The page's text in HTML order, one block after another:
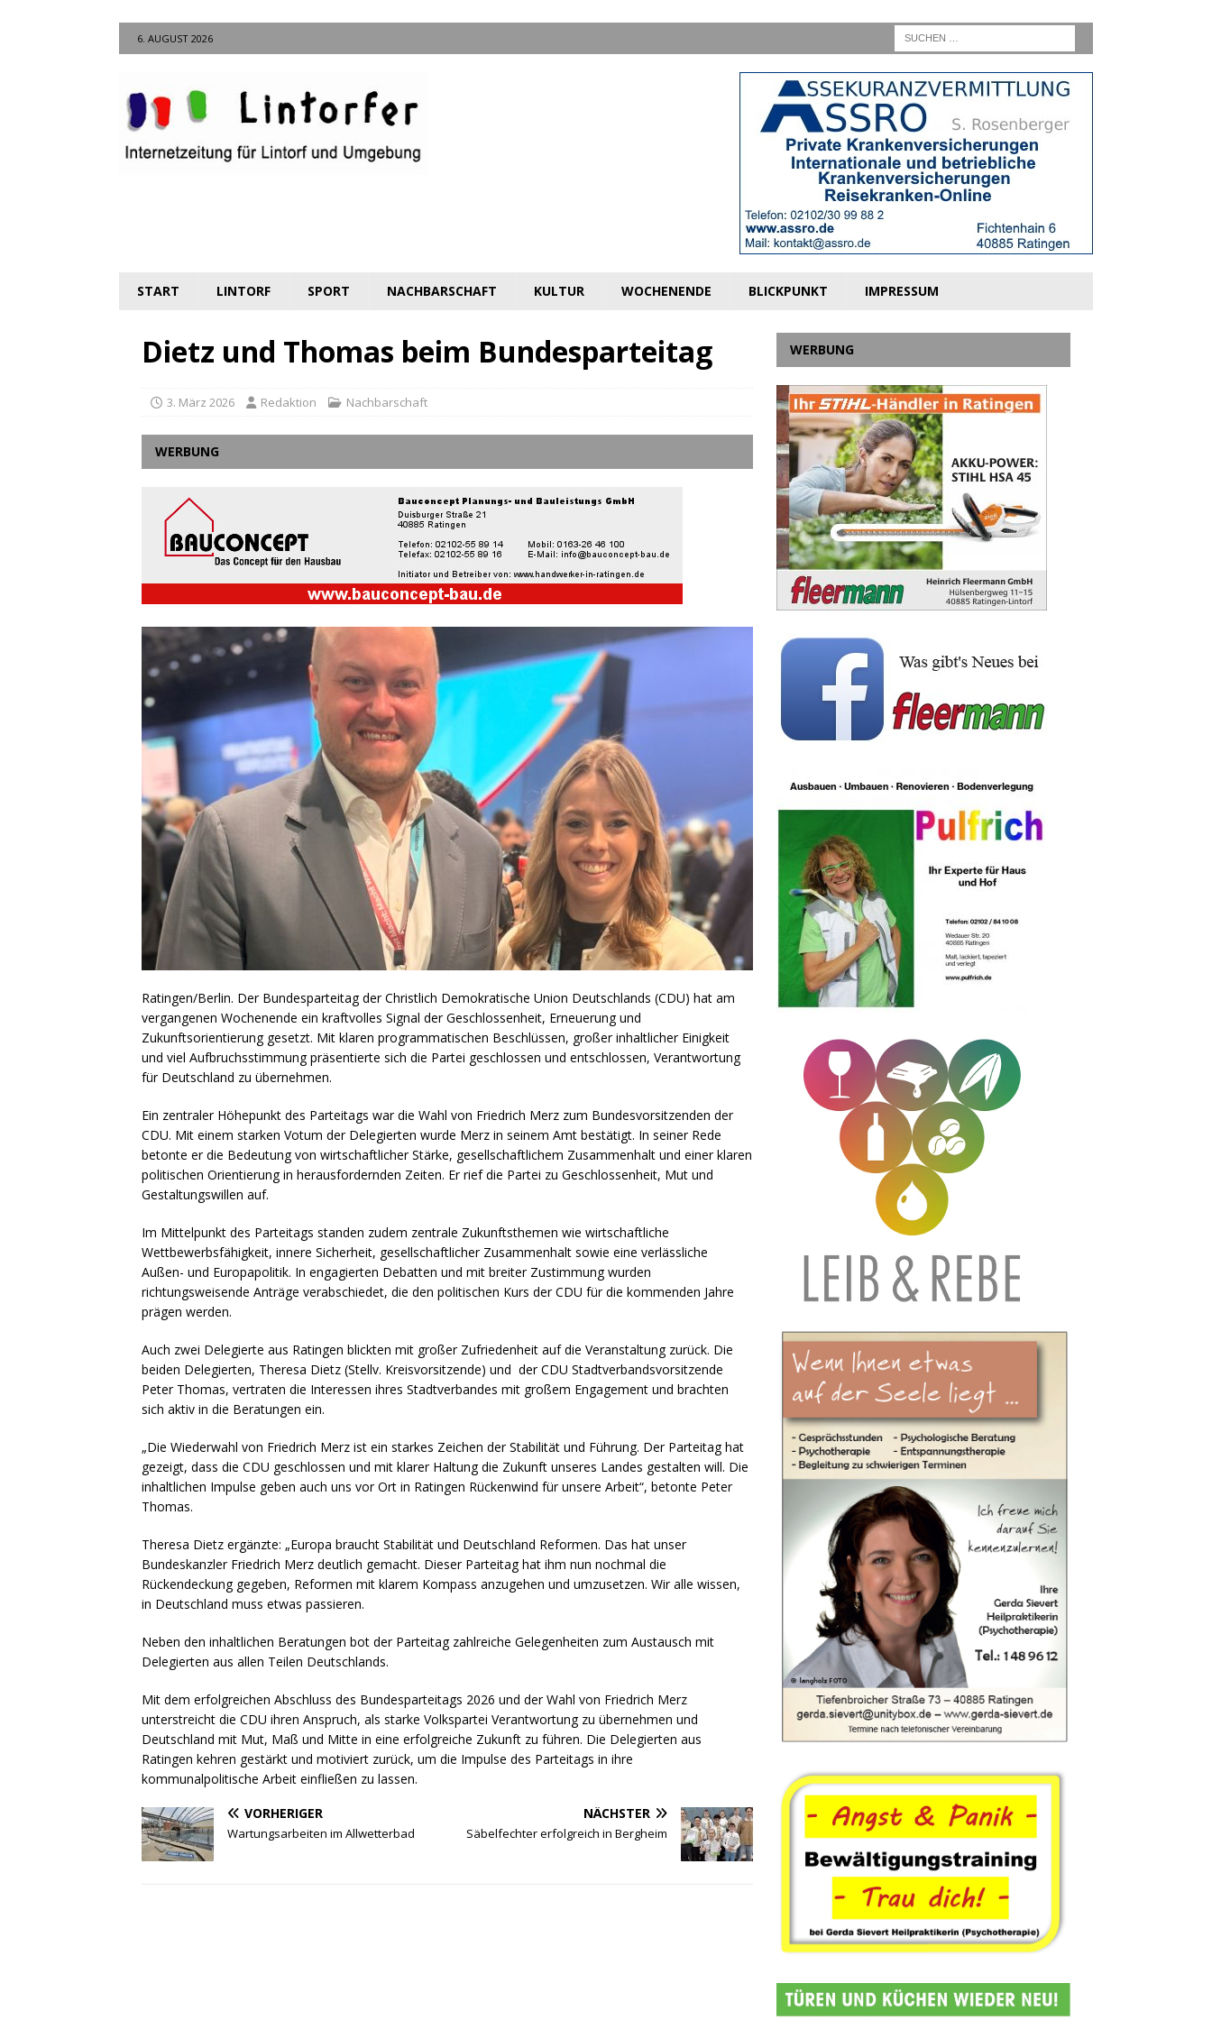
6. AUGUST 2026
START LINTORF SPORT NACHBARSCHAFT KULTUR WOCHENENDE BLICKPUNKT IMPRESSUM
Dietz und Thomas beim Bundesparteitag
3. März 2026 Redaktion Nachbarschaft
WERBUNG
Ratingen/Berlin. Der Bundesparteitag der Christlich Demokratische Union Deutschlands (CDU) hat am
vergangenen Wochenende ein kraftvolles Signal der Geschlossenheit, Erneuerung und
Zukunftsorientierung gesetzt. Mit klaren programmatischen Beschlüssen, großer inhaltlicher Einigkeit
und viel Aufbruchsstimmung präsentierte sich die Partei geschlossen und entschlossen, Verantwortung
für Deutschland zu übernehmen.
Ein zentraler Höhepunkt des Parteitags war die Wahl von Friedrich Merz zum Bundesvorsitzenden der
CDU. Mit einem starken Votum der Delegierten wurde Merz in seinem Amt bestätigt. In seiner Rede
betonte er die Bedeutung von wirtschaftlicher Stärke, gesellschaftlichem Zusammenhalt und einer klaren
politischen Orientierung in herausfordernden Zeiten. Er rief die Partei zu Geschlossenheit, Mut und
Gestaltungswillen auf.
Im Mittelpunkt des Parteitags standen zudem zentrale Zukunftsthemen wie wirtschaftliche
Wettbewerbsfähigkeit, innere Sicherheit, gesellschaftlicher Zusammenhalt sowie eine verlässliche
Außen- und Europapolitik. In engagierten Debatten und mit breiter Zustimmung wurden
richtungsweisende Anträge verabschiedet, die den politischen Kurs der CDU für die kommenden Jahre
prägen werden.
Auch zwei Delegierte aus Ratingen blickten mit großer Zufriedenheit auf die Veranstaltung zurück. Die
beiden Delegierten, Theresa Dietz (Stellv. Kreisvorsitzende) und der CDU Stadtverbandsvorsitzende
Peter Thomas, vertraten die Interessen ihres Stadtverbandes mit großem Engagement und brachten
sich aktiv in die Beratungen ein.
„Die Wiederwahl von Friedrich Merz ist ein starkes Zeichen der Stabilität und Führung. Der Parteitag hat
gezeigt, dass die CDU geschlossen und mit klarer Haltung die Zukunft unseres Landes gestalten will. Die
inhaltlichen Impulse geben auch uns vor Ort in Ratingen Rückenwind für unsere Arbeit“, betonte Peter
Thomas.
Theresa Dietz ergänzte: „Europa braucht Stabilität und Deutschland Reformen. Das hat unser
Bundeskanzler Friedrich Merz deutlich gemacht. Dieser Parteitag hat ihm nun nochmal die
Rückendeckung gegeben, Reformen mit klarem Kompass anzugehen und umzusetzen. Wir alle wissen,
in Deutschland muss etwas passieren.
Neben den inhaltlichen Beratungen bot der Parteitag zahlreiche Gelegenheiten zum Austausch mit
Delegierten aus allen Teilen Deutschlands.
Mit dem erfolgreichen Abschluss des Bundesparteitags 2026 und der Wahl von Friedrich Merz
unterstreicht die CDU ihren Anspruch, als starke Volkspartei Verantwortung zu übernehmen und
Deutschland mit Mut, Maß und Mitte in eine erfolgreiche Zukunft zu führen. Die Delegierten aus
Ratingen kehren gestärkt und motiviert zurück, um die Impulse des Parteitags in ihre
kommunalpolitische Arbeit einfließen zu lassen.
VORHERIGER
Wartungsarbeiten im Allwetterbad
NÄCHSTER
Säbelfechter erfolgreich in Bergheim
WERBUNG